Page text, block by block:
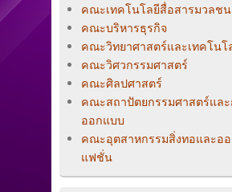
คณะเทคโนโลยีสื่อสารมวลชน
คณะบริหารธุรกิจ
คณะวิทยาศาสตร์และเทคโนโ
คณะวิศวกรรมศาสตร์
คณะศิลปศาสตร์
คณะสถาปัตยกรรมศาสตร์แล
ออกแบบ
คณะอุตสาหกรรมสิ่งทอและอ
แฟชั่น